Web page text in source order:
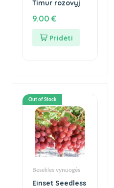
Timur rozovyj
9.00 €
Out of Stock
Besekles vynuogės
Einset Seedless